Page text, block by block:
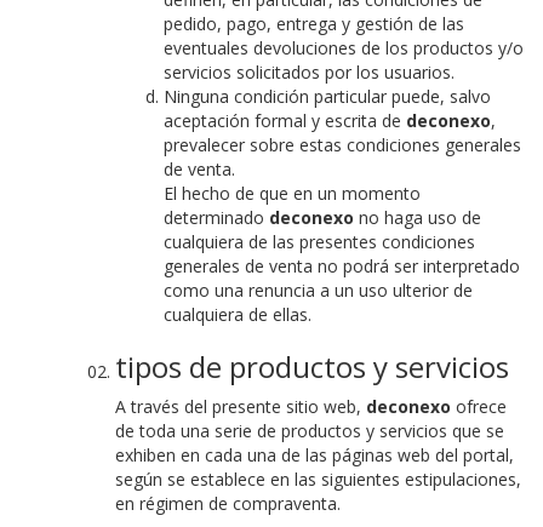
pedido, pago, entrega y gestión de las
eventuales devoluciones de los productos y/o
servicios solicitados por los usuarios.
Ninguna condición particular puede, salvo
aceptación formal y escrita de deconexo,
prevalecer sobre estas condiciones generales
de venta.
El hecho de que en un momento
determinado deconexo no haga uso de
cualquiera de las presentes condiciones
generales de venta no podrá ser interpretado
como una renuncia a un uso ulterior de
cualquiera de ellas.
tipos de productos y servicios
A través del presente sitio web, deconexo ofrece
de toda una serie de productos y servicios que se
exhiben en cada una de las páginas web del portal,
según se establece en las siguientes estipulaciones,
en régimen de compraventa.